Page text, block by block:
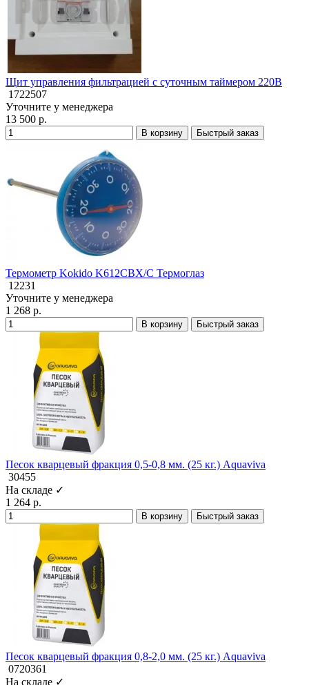
Щит управления фильтрацией с суточным таймером 220В
1722507
Уточните у менеджера
13 500 р.
В корзину Быстрый заказ
Термометр Kokido K612CBX/C Термоглаз
12231
Уточните у менеджера
1 268 р.
В корзину Быстрый заказ
Песок кварцевый фракция 0,5-0,8 мм. (25 кг.) Aquaviva
30455
На складе ✓
1 264 р.
В корзину Быстрый заказ
Песок кварцевый фракция 0,8-2,0 мм. (25 кг.) Aquaviva
0720361
На складе ✓